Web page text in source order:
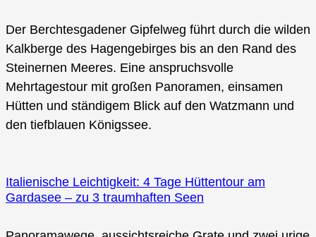
Der Berchtesgadener Gipfelweg führt durch die wilden
Kalkberge des Hagengebirges bis an den Rand des
Steinernen Meeres. Eine anspruchsvolle
Mehrtagestour mit großen Panoramen, einsamen
Hütten und ständigem Blick auf den Watzmann und
den tiefblauen Königssee.
Italienische Leichtigkeit: 4 Tage Hüttentour am
Gardasee – zu 3 traumhaften Seen